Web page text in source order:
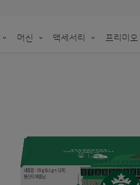
머신 액세서리 프리미오